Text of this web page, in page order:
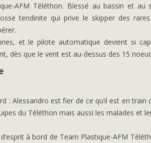
AFM Téléthon. Blessé au bassin et au
tendinite qui prive le skipper des
et le pilote automatique devient si
dès que le vent est au-dessus des 15
: Alessandro est fier de ce qu’il est en train
du Téléthon mais aussi les malades et
à bord de Team Plastique-AFM